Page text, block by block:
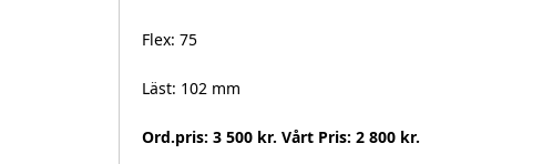
Flex: 75
Läst: 102 mm
Ord.pris: 3 500 kr. Vårt Pris: 2 800 kr.